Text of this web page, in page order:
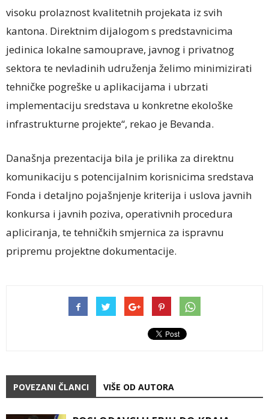
visoku prolaznost kvalitetnih projekata iz svih
kantona. Direktnim dijalogom s predstavnicima
jedinica lokalne samouprave, javnog i privatnog
sektora te nevladinih udruženja želimo minimizirati
tehničke pogreške u aplikacijama i ubrzati
implementaciju sredstava u konkretne ekološke
infrastrukturne projekte“, rekao je Bevanda.
Današnja prezentacija bila je prilika za direktnu
komunikaciju s potencijalnim korisnicima sredstava
Fonda i detaljno pojašnjenje kriterija i uslova javnih
konkursa i javnih poziva, operativnih procedura
apliciranja, te tehničkih smjernica za ispravnu
pripremu projektne dokumentacije.
POVEZANI ČLANCI VIŠE OD AUTORA